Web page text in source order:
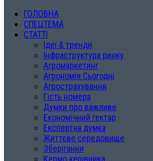
ГОЛОВНА
СПЕЦТЕМА
СТАТТІ
Ідеї & тренди
Інфраструктура ринку
Агромаркетинг
Агрономія Сьогодні
Агрострахування
Гість номера
Думки про важливе
Економічний гектар
Експертна думка
Життєве середовище
Зберігання
Кермо керівника